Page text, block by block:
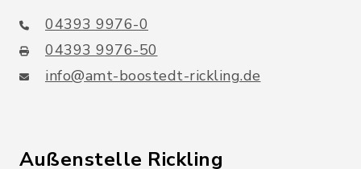
04393 9976-0
04393 9976-50
info@amt-boostedt-rickling.de
Außenstelle Rickling